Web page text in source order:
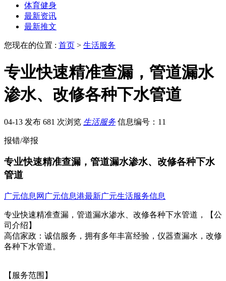
体育健身
最新资讯
最新推文
您现在的位置 : 首页 > 生活服务
专业快速精准查漏，管道漏水
渗水、改修各种下水管道
04-13 发布 681 次浏览 生活服务 信息编号：11
报错/举报
专业快速精准查漏，管道漏水渗水、改修各种下水
管道
广元信息网 广元信息港最新广元生活服务信息
专业快速精准查漏，管道漏水渗水、改修各种下水管道，【公
司介绍】
高信家政：诚信服务，拥有多年丰富经验，仪器查漏水，改修
各种下水管道。
【服务范围】